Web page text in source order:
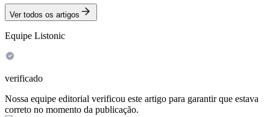
Ver todos os artigos
Equipe Listonic
verificado
Nossa equipe editorial verificou este artigo para garantir que estava
correto no momento da publicação.